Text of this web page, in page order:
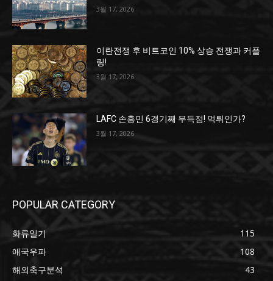
3월 17, 2026
이란전쟁 후 비트코인 10% 상승 전쟁과 커플
링!
3월 17, 2026
LAFC 손흥민 6경기째 무득점! 먹튀인가?
3월 17, 2026
POPULAR CATEGORY
화류일기
115
애국우파
108
해외축구분석
43